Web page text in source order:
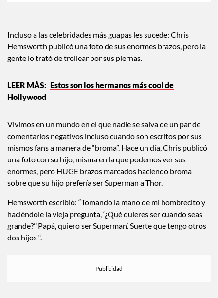
Incluso a las celebridades más guapas les sucede: Chris
Hemsworth publicó una foto de sus enormes brazos, pero la
Vivimos en un mundo en el que nadie se salva de un par de
comentarios negativos incluso cuando son escritos por sus
mismos fans a manera de “broma”. Hace un día, Chris publicó
una foto con su hijo, misma en la que podemos ver sus
enormes, pero HUGE brazos marcados haciendo broma
Hemsworth escribió: “Tomando la mano de mi hombrecito y
haciéndole la vieja pregunta, ‘¿Qué quieres ser cuando seas
grande?’ ‘Papá, quiero ser Superman’. Suerte que tengo otros